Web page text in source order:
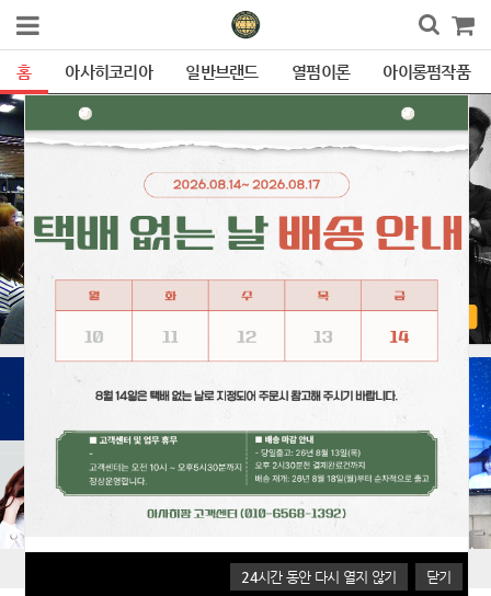
24시간 동안 다시 열지 않기 닫기
24시간 동안 다시 열지 않기 닫기
홈 아사히코리아 일반브랜드 열펌이론 아이롱펌작품